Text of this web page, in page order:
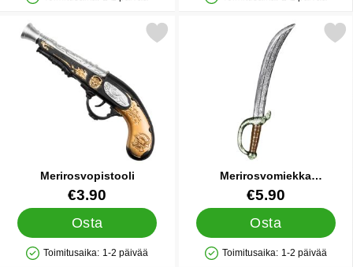
Saatavuus: Varastossa Saatavuus: Varastossa
Merirosvopistooli
Tuote.nro 15430
€3.90
Osta
Saatavuus: Varastossa
Toimitusaika: 1-2 päivää
Merkitse merirosvopistooli suosikiksi
Merirosvomiekka
Käärmekahvalla
Tuote.nro 22864
€5.90
Osta
Saatavuus: Varastossa
Toimitusaika: 1-2 päivää
Merkitse merirosvomiekka